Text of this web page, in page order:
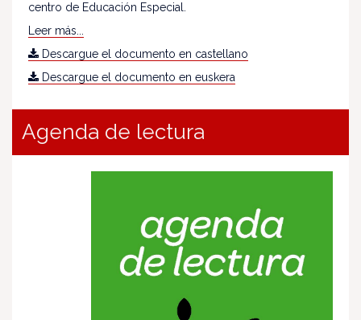
centro de Educación Especial.
Leer más...
Descargue el documento en castellano
Descargue el documento en euskera
Agenda de lectura